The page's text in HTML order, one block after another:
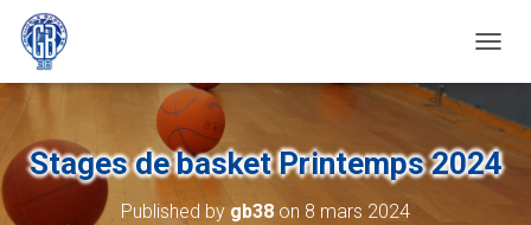
Stages de basket Printemps 2024
Published by gb38 on 8 mars 2024